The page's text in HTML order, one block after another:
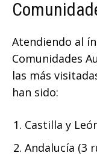
Atendiendo al
Comunidades
las más
han sido:
Castilla y
Andalucía (3